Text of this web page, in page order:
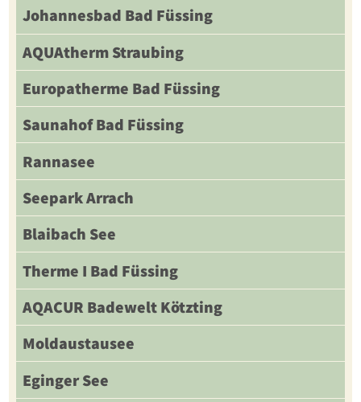
Johannesbad Bad Füssing
AQUAtherm Straubing
Europatherme Bad Füssing
Saunahof Bad Füssing
Rannasee
Seepark Arrach
Blaibach See
Therme I Bad Füssing
AQACUR Badewelt Kötzting
Moldaustausee
Eginger See